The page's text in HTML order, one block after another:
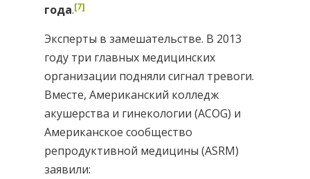
года.[7]
Эксперты в замешательстве. В 2013
году три главных медицинских
организации подняли сигнал тревоги.
Вместе, Американский колледж
акушерства и гинекологии (ACOG) и
Американское сообщество
репродуктивной медицины (ASRM)
заявили: